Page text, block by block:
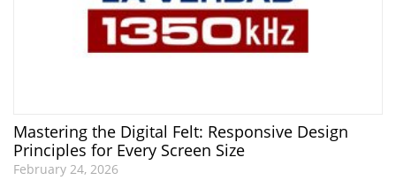
Mastering the Digital Felt: Responsive Design
Principles for Every Screen Size
February 24, 2026